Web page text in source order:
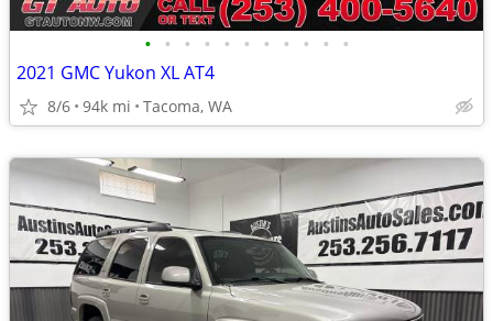
• • • • • • • • • • •
2021 GMC Yukon XL AT4
8/6 94k mi Tacoma, WA